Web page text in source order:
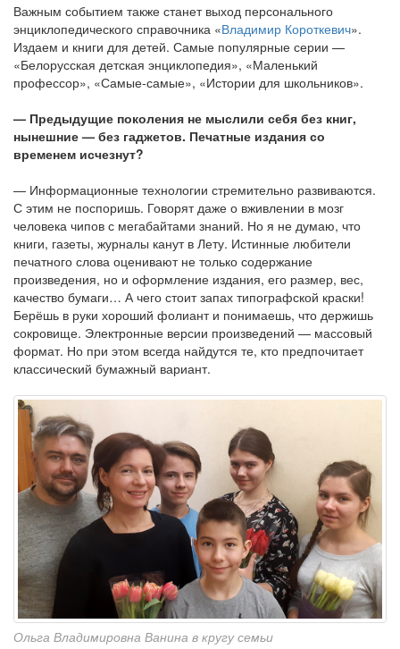
Важным событием также станет выход персонального
энциклопедического справочника «Владимир Короткевич».
Издаем и книги для детей. Самые популярные серии —
«Белорусская детская энциклопедия», «Маленький
профессор», «Самые-самые», «Истории для школьников».
— Предыдущие поколения не мыслили себя без книг,
нынешние — без гаджетов. Печатные издания со
временем исчезнут?
— Информационные технологии стремительно развиваются.
С этим не поспоришь. Говорят даже о вживлении в мозг
человека чипов с мегабайтами знаний. Но я не думаю, что
книги, газеты, журналы канут в Лету. Истинные любители
печатного слова оценивают не только содержание
произведения, но и оформление издания, его размер, вес,
качество бумаги… А чего стоит запах типографской краски!
Берёшь в руки хороший фолиант и понимаешь, что держишь
сокровище. Электронные версии произведений — массовый
формат. Но при этом всегда найдутся те, кто предпочитает
классический бумажный вариант.
Ольга Владимировна Ванина в кругу семьи